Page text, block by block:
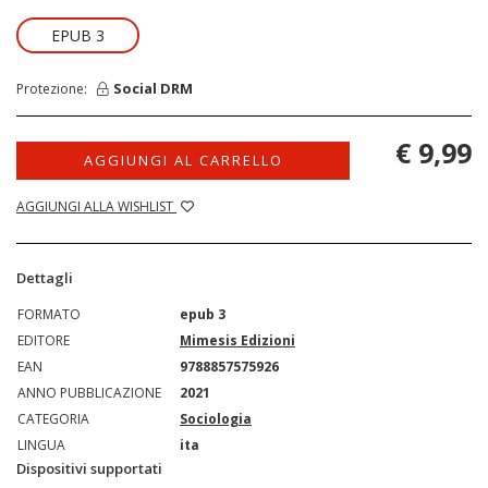
EPUB 3
Protezione: Social DRM
AGGIUNGI AL CARRELLO
AGGIUNGI ALLA WISHLIST
€ 9,99
Dettagli
FORMATO
epub 3
EDITORE
Mimesis Edizioni
EAN
9788857575926
ANNO PUBBLICAZIONE
2021
CATEGORIA
Sociologia
LINGUA
ita
Dispositivi supportati